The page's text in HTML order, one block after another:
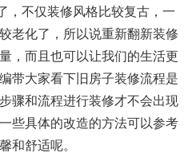
不仅装修风格比较复古，一
老化了，所以说重新翻新装修
，而且也可以让我们的生活更
带大家看下旧房子装修流程是
骤和流程进行装修才不会出现
些具体的改造的方法可以参考
和舒适呢。